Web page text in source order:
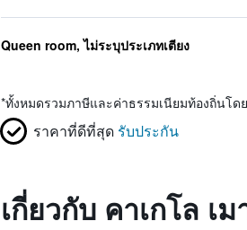
Queen room, ไม่ระบุประเภทเตียง
*ทั้งหมดรวมภาษีและค่าธรรมเนียมท้องถิ่นโด
ราคาที่ดีที่สุด รับประกัน
เกี่ยวกับ คาเกโล เ